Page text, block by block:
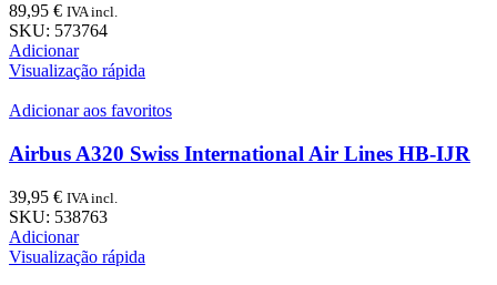
89,95 € IVA incl.
SKU: 573764
Adicionar
Visualização rápida
Adicionar aos favoritos
Airbus A320 Swiss International Air Lines HB-IJR
39,95 € IVA incl.
SKU: 538763
Adicionar
Visualização rápida